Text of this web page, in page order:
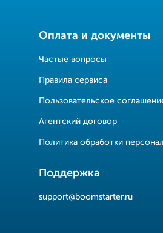
Оплата и документы
Частые вопросы
Правила сервиса
Пользовательское
Агентский договор
Политика обработки
Поддержка
support@boomstarter.ru